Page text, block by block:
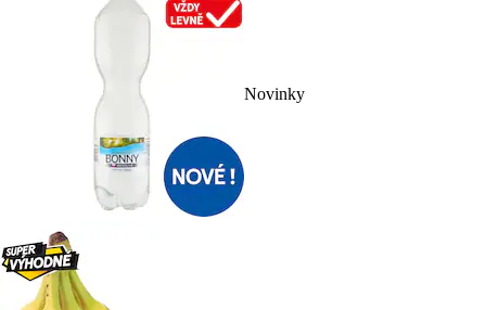
Novinky